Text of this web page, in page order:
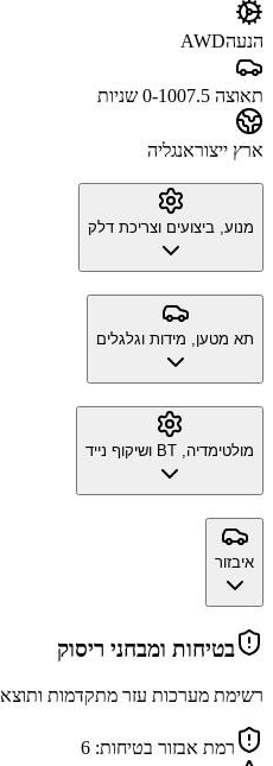
הנעהAWD
תאוצה 0-100 7.5 שניות
ארץ ייצוראנגליה
מנוע, ביצועים וצריכת דלק
תא מטען, מידות וגלגלים
מולטימדיה, BT ושיקוף נייד
איבזור
בטיחות ומבחני ריסוק
רשימת מערכות עזר מתקדמות
רמת אבזור בטיחות: 6